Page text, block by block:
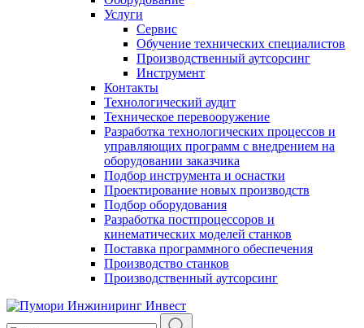
Услуги
Сервис
Обучение технических специалистов
Производственный аутсорсинг
Инструмент
Контакты
Технологический аудит
Техническое перевооружение
Разработка технологических процессов и
управляющих программ с внедрением на
оборудовании заказчика
Подбор инструмента и оснастки
Проектирование новых производств
Подбор оборудования
Разработка постпроцессоров и
кинематических моделей станков
Поставка программного обеспечения
Производство станков
Производственный аутсорсинг